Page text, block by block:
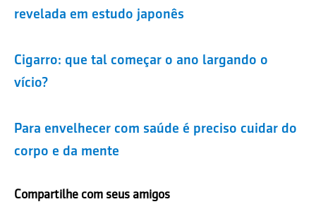
revelada em estudo japonês
Cigarro: que tal começar o ano largando o
vício?
Para envelhecer com saúde é preciso cuidar do
corpo e da mente
Compartilhe com seus amigos